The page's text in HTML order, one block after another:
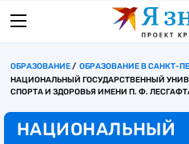
ОБРАЗОВАНИЕ
ОБРАЗОВАНИЕ В САНКТ-
НАЦИОНАЛЬНЫЙ ГОСУДАРСТВЕННЫЙ
СПОРТА И ЗДОРОВЬЯ ИМЕНИ П. Ф.
НАЦИОНАЛЬНЫЙ